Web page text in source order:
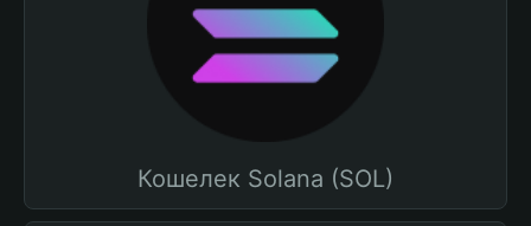
Кошелек Solana (SOL)